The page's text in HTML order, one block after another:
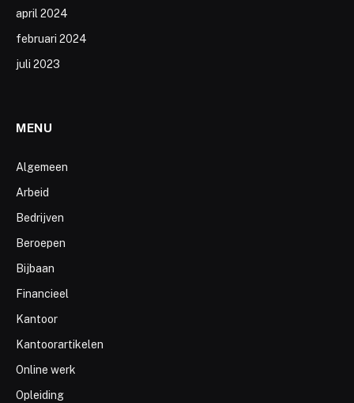
april 2024
februari 2024
juli 2023
MENU
Algemeen
Arbeid
Bedrijven
Beroepen
Bijbaan
Financieel
Kantoor
Kantoorartikelen
Online werk
Opleiding